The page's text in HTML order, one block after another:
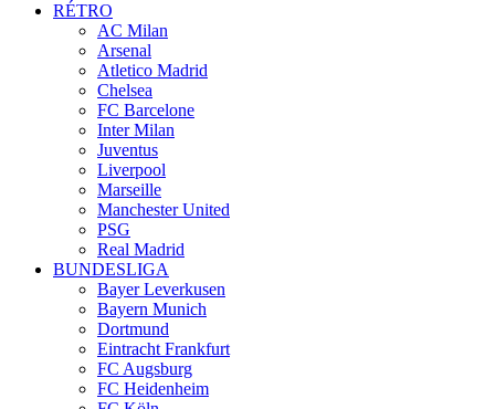
RÉTRO
AC Milan
Arsenal
Atletico Madrid
Chelsea
FC Barcelone
Inter Milan
Juventus
Liverpool
Marseille
Manchester United
PSG
Real Madrid
BUNDESLIGA
Bayer Leverkusen
Bayern Munich
Dortmund
Eintracht Frankfurt
FC Augsburg
FC Heidenheim